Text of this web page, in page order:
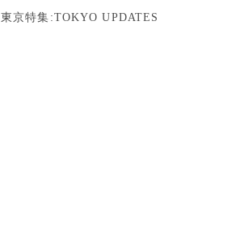
東京特集:TOKYO UPDATES